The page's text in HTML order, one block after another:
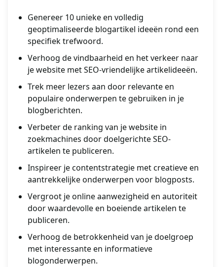
Genereer 10 unieke en volledig
geoptimaliseerde blogartikel ideeën rond een
specifiek trefwoord.
Verhoog de vindbaarheid en het verkeer naar
je website met SEO-vriendelijke artikelideeën.
Trek meer lezers aan door relevante en
populaire onderwerpen te gebruiken in je
blogberichten.
Verbeter de ranking van je website in
zoekmachines door doelgerichte SEO-
artikelen te publiceren.
Inspireer je contentstrategie met creatieve en
aantrekkelijke onderwerpen voor blogposts.
Vergroot je online aanwezigheid en autoriteit
door waardevolle en boeiende artikelen te
publiceren.
Verhoog de betrokkenheid van je doelgroep
met interessante en informatieve
blogonderwerpen.